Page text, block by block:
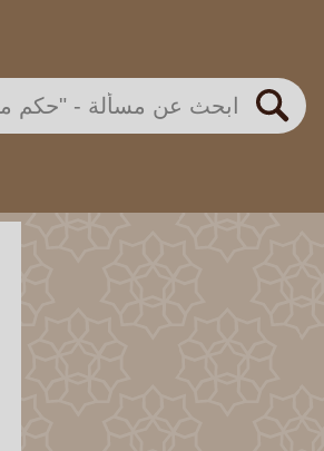
بحث
اللجنة الدائمة